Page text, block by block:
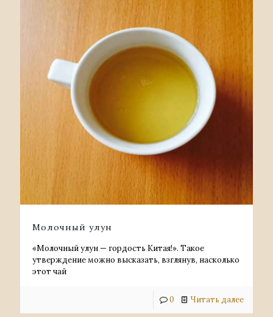
Молочный улун
«Молочный улун — гордость Китая!». Такое
утверждение можно высказать, взглянув, насколько
этот чай
0 Читать далее